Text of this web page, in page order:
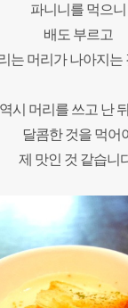
파니니를 먹으니
배도 부르고
는 머리가 나아지는
역시 머리를 쓰고 난
달콤한 것을 먹어
제 맛인 것 같습니